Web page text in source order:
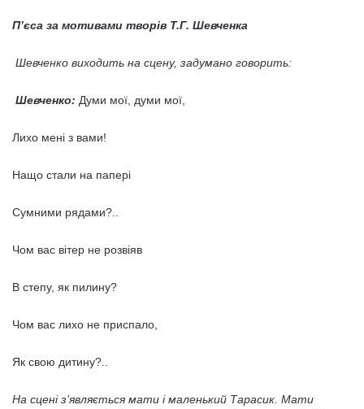
П’єса за мотивами творів Т.Г. Шевченка
Шевченко виходить на сцену, задумано говорить:
Шевченко: Думи мої, думи мої,
Лихо мені з вами!
Нащо стали на папері
Сумними рядами?..
Чом вас вітер не розвіяв
В степу, як пилину?
Чом вас лихо не приспало,
Як свою дитину?..
На сцені з’являється мати і маленький Тарасик. Мати